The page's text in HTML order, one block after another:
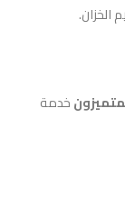
الخزان.
خدمة